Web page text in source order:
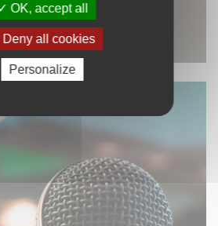
OK, accept all
Deny all cookies
Personalize